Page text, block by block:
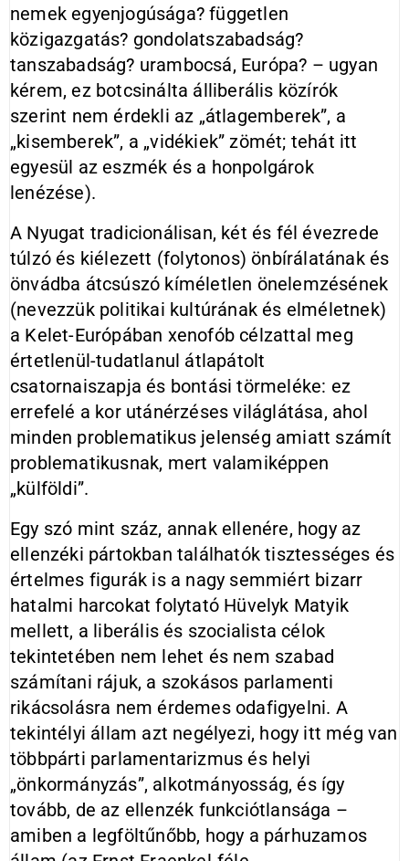
nemek egyenjogúsága? független
közigazgatás? gondolatszabadság?
tanszabadság? urambocsá, Európa? – ugyan
kérem, ez botcsinálta álliberális közírók
szerint nem érdekli az „átlagemberek”, a
„kisemberek”, a „vidékiek” zömét; tehát itt
egyesül az eszmék és a honpolgárok
lenézése).
A Nyugat tradicionálisan, két és fél évezrede
túlzó és kiélezett (folytonos) önbírálatának és
önvádba átcsúszó kíméletlen önelemzésének
(nevezzük politikai kultúrának és elméletnek)
a Kelet-Európában xenofób célzattal meg
értetlenül-tudatlanul átlapátolt
csatornaiszapja és bontási törmeléke: ez
errefelé a kor utánérzéses világlátása, ahol
minden problematikus jelenség amiatt számít
problematikusnak, mert valamiképpen
„külföldi”.
Egy szó mint száz, annak ellenére, hogy az
ellenzéki pártokban találhatók tisztességes és
értelmes figurák is a nagy semmiért bizarr
hatalmi harcokat folytató Hüvelyk Matyik
mellett, a liberális és szocialista célok
tekintetében nem lehet és nem szabad
számítani rájuk, a szokásos parlamenti
rikácsolásra nem érdemes odafigyelni. A
tekintélyi állam azt negélyezi, hogy itt még van
többpárti parlamentarizmus és helyi
„önkormányzás”, alkotmányosság, és így
tovább, de az ellenzék funkciótlansága –
amiben a legföltűnőbb, hogy a párhuzamos